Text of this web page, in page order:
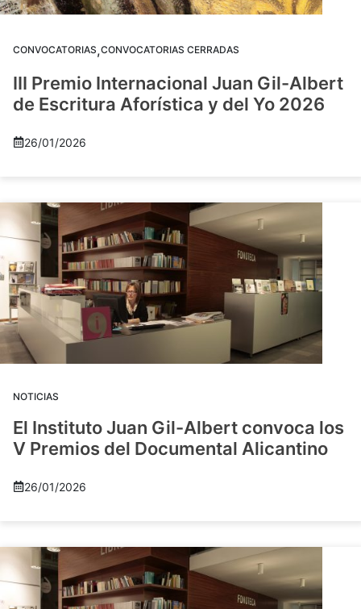
CONVOCATORIAS,CONVOCATORIAS CERRADAS
III Premio Internacional Juan Gil-Albert
de Escritura Aforística y del Yo 2026
26/01/2026
NOTICIAS
El Instituto Juan Gil-Albert convoca los
V Premios del Documental Alicantino
26/01/2026